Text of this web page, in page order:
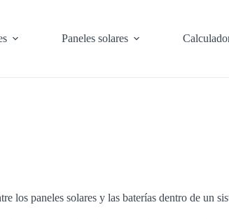
Paneles solares
los paneles solares y las baterías dentro de un